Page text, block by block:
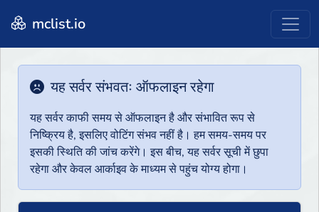
mclist.io
यह सर्वर संभवतः ऑफलाइन रहेगा
यह सर्वर काफी समय से ऑफलाइन है और संभावित रूप से
निष्क्रिय है, इसलिए वोटिंग संभव नहीं है। हम समय-समय पर
इसकी स्थिति की जांच करेंगे। इस बीच, यह सर्वर सूची में छुपा
रहेगा और केवल आर्काइव के माध्यम से पहुंच योग्य होगा।